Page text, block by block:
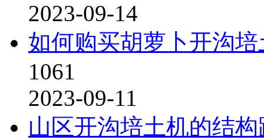
2023-09-14
如何购买胡萝卜开沟培
1061
2023-09-11
山区开沟培土机的结